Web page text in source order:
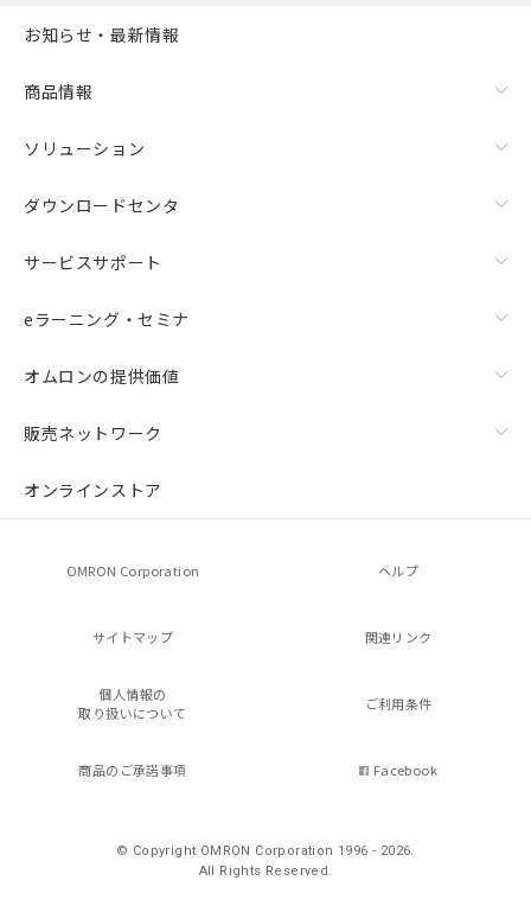
お知らせ・最新情報
商品情報
ソリューション
ダウンロードセンタ
サービスサポート
eラーニング・セミナ
オムロンの提供価値
販売ネットワーク
オンラインストア
OMRON Corporation ヘルプ
サイトマップ 関連リンク
個人情報の
取り扱いについて
ご利用条件
商品のご承諾事項 Facebook
© Copyright OMRON Corporation 1996 - 2026.
All Rights Reserved.